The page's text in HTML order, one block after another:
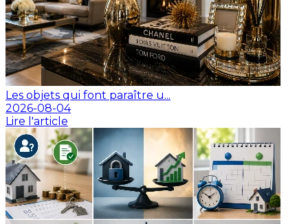
Les objets qui font paraître u...
2026-08-04
Lire l'article